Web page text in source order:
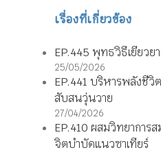
เรื่องที่เกี่ยวข้อง
EP.445 พุทธวิธีเยียวย
25/05/2026
EP.441 บริหารพลังชีวิ
สับสนวุ่นวาย
27/04/2026
EP.410 ผสมวิทยาการส
จิตบำบัดแนวซาเทียร์